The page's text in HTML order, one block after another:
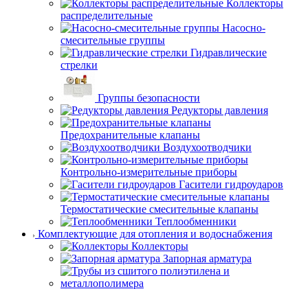
Коллекторы
распределительные
Насосно-
смесительные группы
Гидравлические
стрелки
Группы безопасности
Редукторы давления
Предохранительные клапаны
Воздухоотводчики
Контрольно-измерительные приборы
Гасители гидроударов
Термостатические смесительные клапаны
Теплообменники
Комплектующие для отопления и водоснабжения
Коллекторы
Запорная арматура